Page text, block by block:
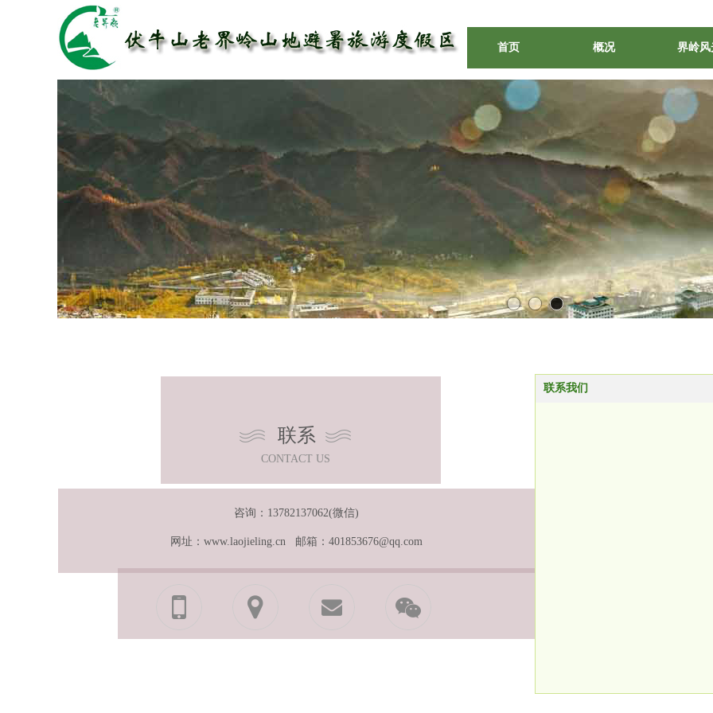
首页 概况 界岭风
咨询：13782137062(微信)
网址：www.laojieling.cn 邮箱：401853676@qq.com
联系
CONTACT US
联系我们